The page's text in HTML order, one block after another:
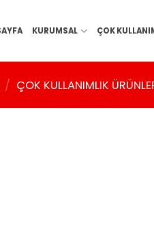
KURUMSAL ÇOK
/ ÇOK KULLANIMLIK